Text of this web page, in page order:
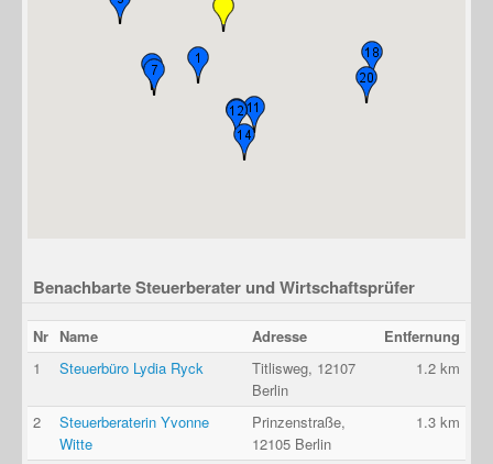
Benachbarte Steuerberater und Wirtschaftsprüfer
Nr Name Adresse
Entfernung
1
Steuerbüro Lydia Ryck
Titlisweg, 12107
Berlin
1.2 km
2
Steuerberaterin Yvonne
Witte
Prinzenstraße,
12105 Berlin
1.3 km